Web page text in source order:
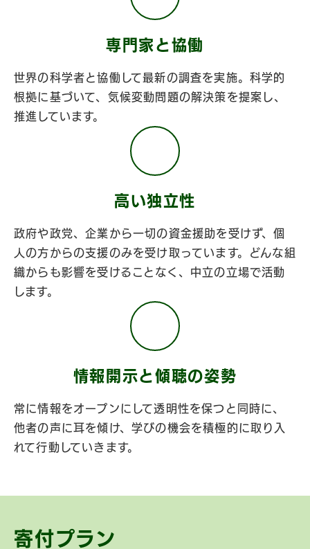
専門家と協働
世界の科学者と協働して最新の調査を実施。科学的
根拠に基づいて、気候変動問題の解決策を提案し、
推進しています。
高い独立性
政府や政党、企業から一切の資金援助を受けず、個
人の方からの支援のみを受け取っています。どんな組
織からも影響を受けることなく、中立の立場で活動
します。
情報開示と傾聴の姿勢
常に情報をオープンにして透明性を保つと同時に、
他者の声に耳を傾け、学びの機会を積極的に取り入
れて行動していきます。
寄付プラン